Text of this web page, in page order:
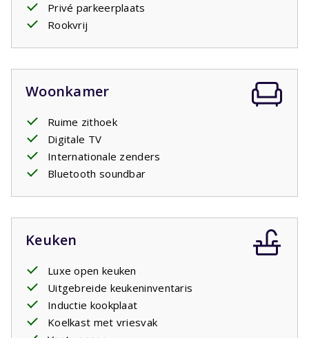
Privé parkeerplaats
Rookvrij
Woonkamer
Ruime zithoek
Digitale TV
Internationale zenders
Bluetooth soundbar
Keuken
Luxe open keuken
Uitgebreide keukeninventaris
Inductie kookplaat
Koelkast met vriesvak